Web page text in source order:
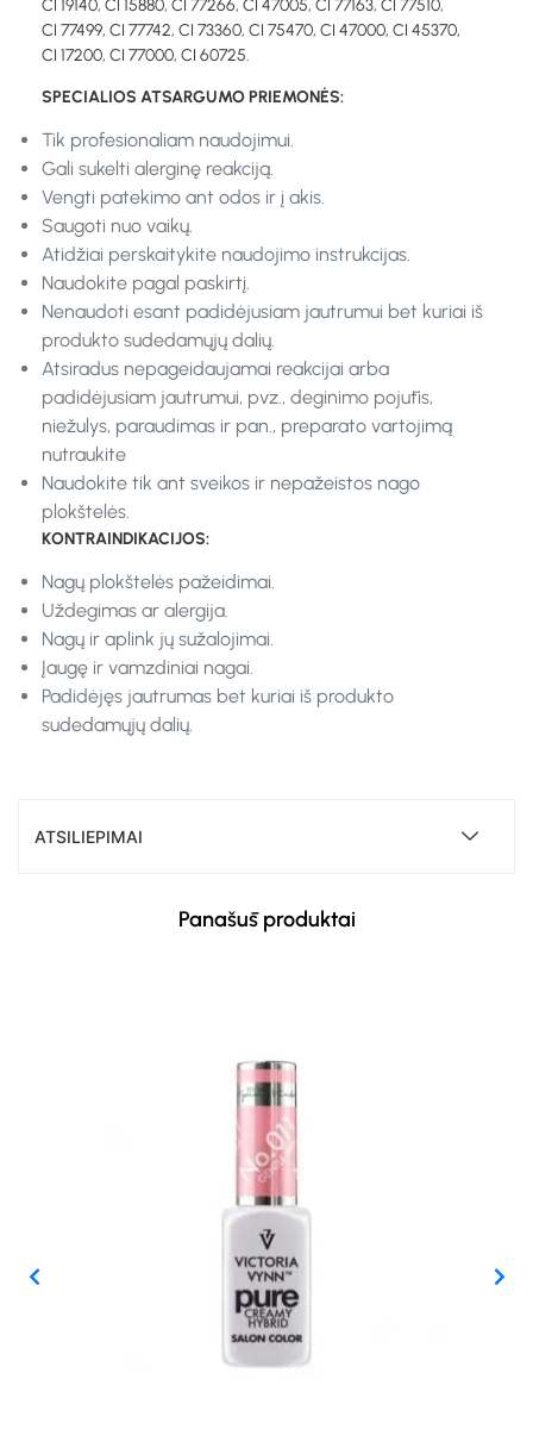
CI 19140, CI 15880, CI 77266, CI 47005, CI 77163, CI 77510,
CI 77499, CI 77742, CI 73360, CI 75470, CI 47000, CI 45370,
CI 17200, CI 77000, CI 60725.
SPECIALIOS ATSARGUMO PRIEMONĖS:
Tik profesionaliam naudojimui.
Gali sukelti alerginę reakciją.
Vengti patekimo ant odos ir į akis.
Saugoti nuo vaikų.
Atidžiai perskaitykite naudojimo instrukcijas.
Naudokite pagal paskirtį.
Nenaudoti esant padidėjusiam jautrumui bet kuriai iš
produkto sudedamųjų dalių.
Atsiradus nepageidaujamai reakcijai arba
padidėjusiam jautrumui, pvz., deginimo pojūtis,
niežulys, paraudimas ir pan., preparato vartojimą
nutraukite
Naudokite tik ant sveikos ir nepažeistos nago
plokštelės.
KONTRAINDIKACIJOS:
Nagų plokštelės pažeidimai.
Uždegimas ar alergija.
Nagų ir aplink jų sužalojimai.
Įaugę ir vamzdiniai nagai.
Padidėjęs jautrumas bet kuriai iš produkto
sudedamųjų dalių.
ATSILIEPIMAI
Panašūs produktai